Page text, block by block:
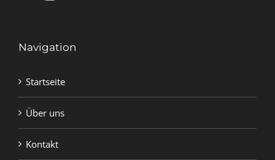
Navigation
Startseite
Über uns
Kontakt